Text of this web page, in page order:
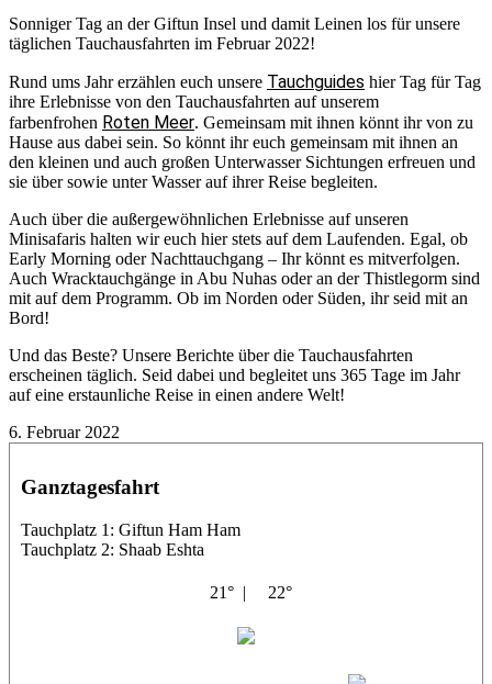
Sonniger Tag an der Giftun Insel und damit Leinen los für unsere
täglichen Tauchausfahrten im Februar 2022!
Rund ums Jahr erzählen euch unsere Tauchguides hier Tag für Tag
ihre Erlebnisse von den Tauchausfahrten auf unserem
farbenfrohen Roten Meer. Gemeinsam mit ihnen könnt ihr von zu
Hause aus dabei sein. So könnt ihr euch gemeinsam mit ihnen an
den kleinen und auch großen Unterwasser Sichtungen erfreuen und
sie über sowie unter Wasser auf ihrer Reise begleiten.
Auch über die außergewöhnlichen Erlebnisse auf unseren
Minisafaris halten wir euch hier stets auf dem Laufenden. Egal, ob
Early Morning oder Nachttauchgang – Ihr könnt es mitverfolgen.
Auch Wracktauchgänge in Abu Nuhas oder an der Thistlegorm sind
mit auf dem Programm. Ob im Norden oder Süden, ihr seid mit an
Bord!
Und das Beste? Unsere Berichte über die Tauchausfahrten
erscheinen täglich. Seid dabei und begleitet uns 365 Tage im Jahr
auf eine erstaunliche Reise in einen andere Welt!
6. Februar 2022
Ganztagesfahrt
Tauchplatz 1: Giftun Ham Ham
Tauchplatz 2: Shaab Eshta
21° | 22°